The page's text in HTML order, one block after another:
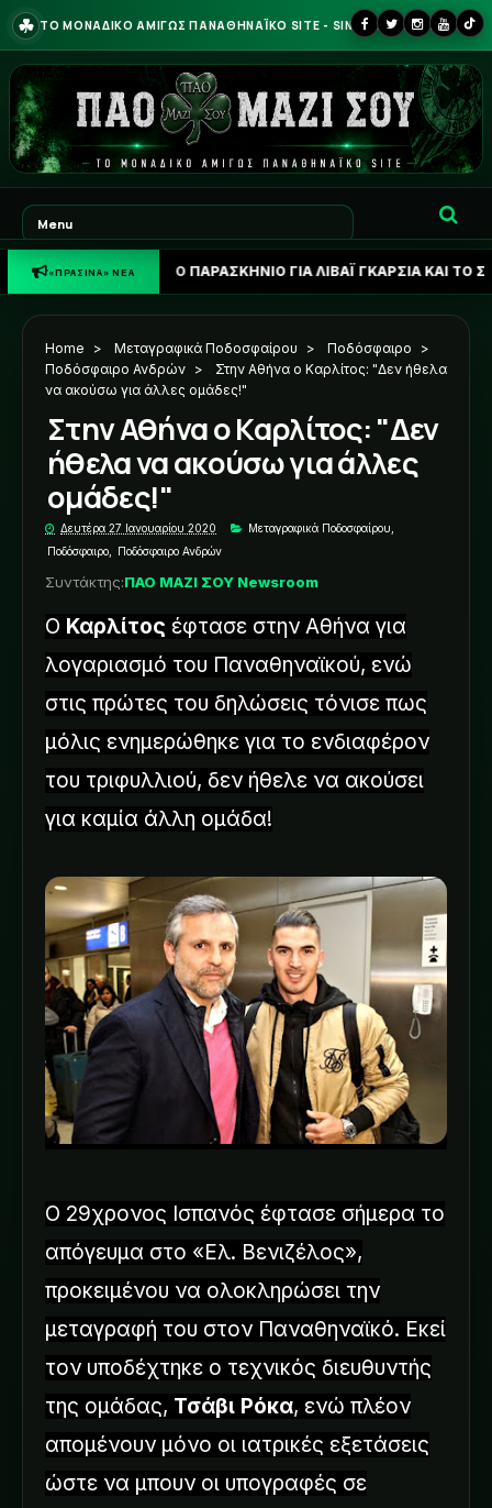
☘ ΤΟ ΜΟΝΑΔΙΚΟ ΑΜΙΓΩΣ ΠΑΝΑΘΗΝΑΪΚΟ SITE - SINCE 2013
«ΠΡΑΣΙΝΑ» ΝΕΑ
ΤΟ ΠΑΡΑΣΚΗΝΙΟ ΓΙΑ ΛΙΒΑΪ ΓΚΑΡΣΙΑ ΚΑΙ ΤΟ ΣΕΝΑΡΙΟ ΓΙΑ
Home > Μεταγραφικά Ποδοσφαίρου > Ποδόσφαιρο
>
Ποδόσφαιρο Ανδρών >
Στην Αθήνα ο Καρλίτος: "Δεν ήθελα
να ακούσω για άλλες ομάδες!"
Στην Αθήνα ο Καρλίτος: "Δεν
ήθελα να ακούσω για άλλες
ομάδες!"
Δευτέρα 27 Ιανουαρίου 2020 Μεταγραφικά Ποδοσφαίρου
Ποδόσφαιρο
Ποδόσφαιρο Ανδρών
Συντάκτης:ΠΑΟ ΜΑΖΙ ΣΟΥ Newsroom
Ο Καρλίτος έφτασε στην Αθήνα για
λογαριασμό του Παναθηναϊκού, ενώ
στις πρώτες του δηλώσεις τόνισε πως
μόλις ενημερώθηκε για το ενδιαφέρον
του τριφυλλιού, δεν ήθελε να ακούσει
για καμία άλλη ομάδα!
Ο 29χρονος Ισπανός έφτασε σήμερα το
απόγευμα στο «Ελ. Βενιζέλος»,
προκειμένου να ολοκληρώσει την
μεταγραφή του στον Παναθηναϊκό. Εκεί
τον υποδέχτηκε ο τεχνικός διευθυντής
της ομάδας, Τσάβι Ρόκα, ενώ πλέον
απομένουν μόνο οι ιατρικές εξετάσεις
ώστε να μπουν οι υπογραφές σε